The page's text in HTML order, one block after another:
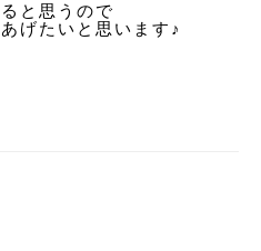
と思うので
げたいと思います♪